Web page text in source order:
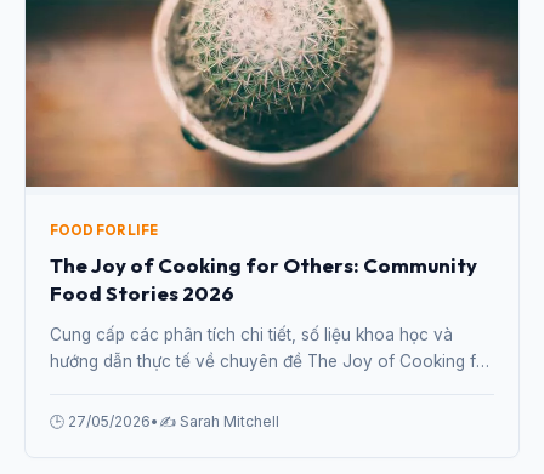
FOOD FOR LIFE
The Joy of Cooking for Others: Community
Food Stories 2026
Cung cấp các phân tích chi tiết, số liệu khoa học và
hướng dẫn thực tế về chuyên đề The Joy of Cooking for
🕒 27/05/2026• ✍️ Sarah Mitchell